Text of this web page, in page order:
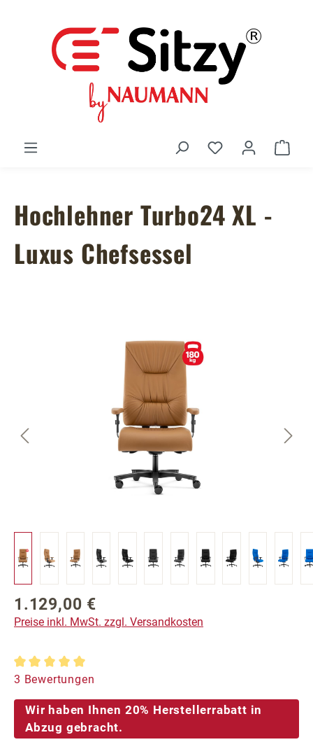
Du hast 0
Hochlehner Turbo24 XL -
Luxus Chefsessel
Bildergalerie überspringen
Regulärer Preis:
1.129,00 €
Preise inkl. MwSt. zzgl. Versandkosten
Durchschnittliche Bewertung von 5 von 5 Sternen
3 Bewertungen
Wir haben Ihnen 20% Herstellerrabatt in
Abzug gebracht.